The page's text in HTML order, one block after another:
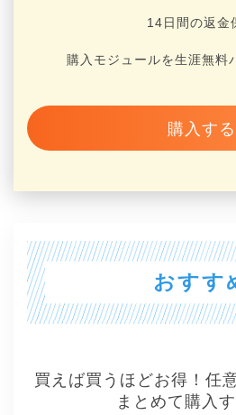
14日間の返金
購入モジュールを生涯無料
購入する
おすす
買えば買うほどお得！任
まとめて購入す